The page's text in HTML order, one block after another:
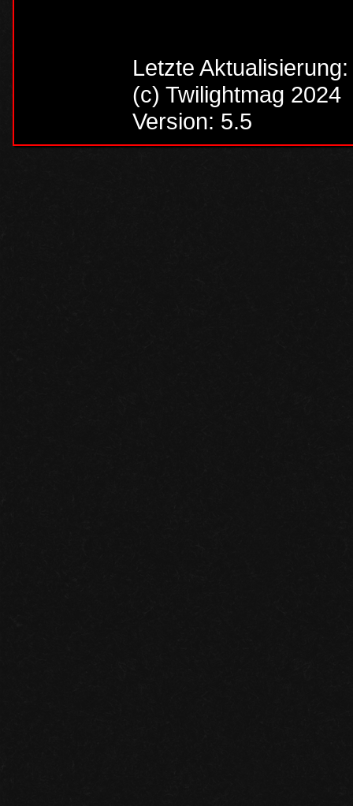
Letzte
(c) Twilightmag 2024
Version: 5.5